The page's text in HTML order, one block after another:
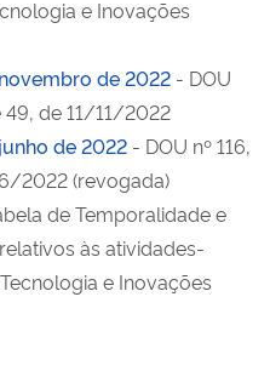
e Inovações
de 2022 - DOU
49, de 11/11/2022
de 2022 - DOU nº 116,
2022 (revogada)
de Temporalidade e
às atividades-
e Inovações